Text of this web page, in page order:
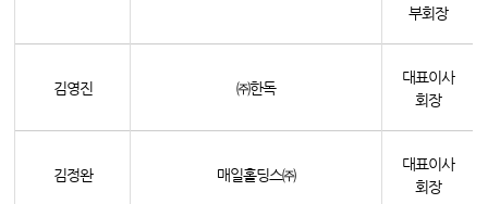
부회장
김영진 ㈜한독
대표이사
회장
김정완 매일홀딩스㈜
대표이사
회장